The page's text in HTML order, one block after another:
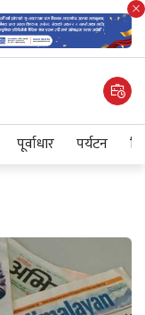
पूर्वाधार पर्यटन